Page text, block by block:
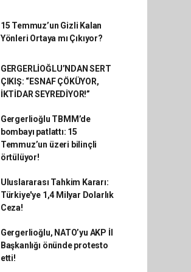
15 Temmuz’un Gizli Kalan
Yönleri Ortaya mı Çıkıyor?
GERGERLİOĞLU’NDAN SERT
ÇIKIŞ: “ESNAF ÇÖKÜYOR,
İKTİDAR SEYREDİYOR!”
Gergerlioğlu TBMM’de
bombayı patlattı: 15
Temmuz’un üzeri bilinçli
örtülüyor!
Uluslararası Tahkim Kararı:
Türkiye'ye 1,4 Milyar Dolarlık
Ceza!
Gergerlioğlu, NATO’yu AKP İl
Başkanlığı önünde protesto
etti!